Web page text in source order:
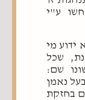
ע"י
ידוע מי
שכל
שם:
נאמן
בחזקת